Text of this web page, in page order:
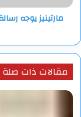
عن
الفريق
مارتينيز يوجه
مقالات ذات صلة